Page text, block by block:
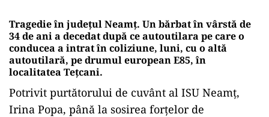
Tragedie în județul Neamț. Un bărbat în vârstă de
34 de ani a decedat după ce autoutilara pe care o
conducea a intrat în coliziune, luni, cu o altă
autoutilară, pe drumul european E85, în
localitatea Tețcani.
Potrivit purtătorului de cuvânt al ISU Neamț,
Irina Popa, până la sosirea forțelor de